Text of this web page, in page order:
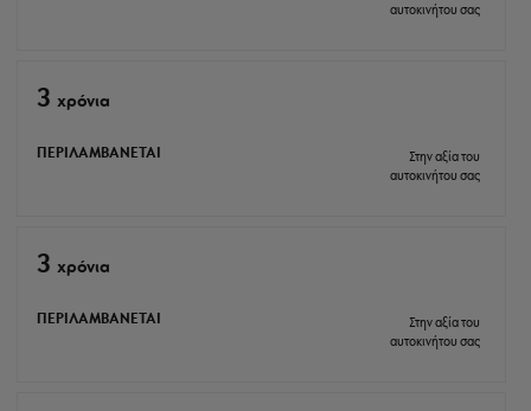
αυτοκινήτου σας
3 xρόνια
ΠΕΡΙΛΑΜΒΑΝΕΤΑΙ
Στην αξία του
αυτοκινήτου σας
3 xρόνια
ΠΕΡΙΛΑΜΒΑΝΕΤΑΙ
Στην αξία του
αυτοκινήτου σας